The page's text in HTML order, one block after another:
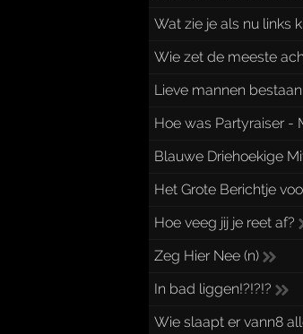
Wat zie je als nu links
Wie zet de meeste
Lieve mannen
Hoe was Partyraiser -
Blauwe Driehoekige
Het Grote Berichtje
Hoe veeg jij je reet af?
Zeg Hier Nee (n)
In bad liggen!?!?!?
Wie slaapt er vann8